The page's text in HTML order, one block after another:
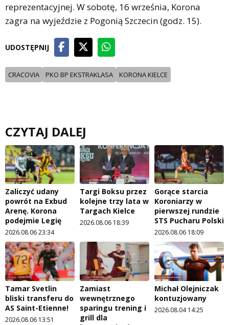
reprezentacyjnej. W sobotę, 16 września, Korona
zagra na wyjeździe z Pogonią Szczecin (godz. 15).
UDOSTĘPNIJ
CRACOVIA PKO BP EKSTRAKLASA KORONA KIELCE
CZYTAJ DALEJ
Zaliczyć udany
powrót na Exbud
Arenę. Korona
podejmie Legię
2026.08.06 23:34
Targi Boksu przez
kolejne trzy lata w
Targach Kielce
2026.08.06 18:39
Gorące starcia
Koroniarzy w
pierwszej rundzie
STS Pucharu Polski
2026.08.06 18:09
Tamar Svetlin
bliski transferu do
AS Saint-Etienne!
2026.08.06 13:51
Zamiast
wewnętrznego
sparingu trening i
grill dla
Michał Olejniczak
kontuzjowany
2026.08.04 14:25